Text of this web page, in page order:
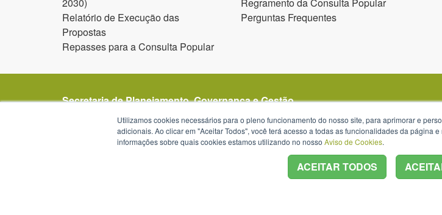
Relatório de Execução das
Propostas
Repasses para a Consulta Popular
Perguntas Frequentes
Secretaria de Planejamento, Governança e Gestão
Avenida Borges de Medeiros 1501
1º, 2º, 19º, 20º e 21º andar
Porto Alegre - RS -
mapa
Utilizamos cookies necessários para o pleno funcionamento do nosso site, para aprimorar e
adicionais. Ao clicar em "Aceitar Todos", você terá acesso a todas as funcionalidades da página
informações sobre quais cookies estamos utilizando no nosso Aviso de Cookies.
ACEITAR TODOS